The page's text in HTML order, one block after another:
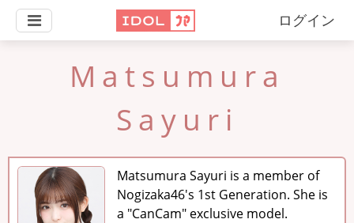
ログイン
Matsumura
Sayuri
Matsumura Sayuri is a member of
Nogizaka46's 1st Generation. She is
a "CanCam" exclusive model.